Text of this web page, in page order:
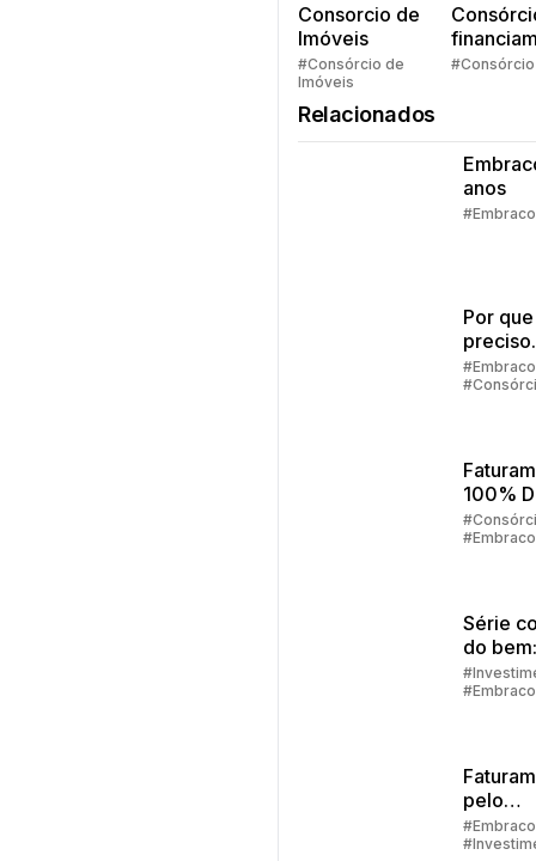
Consorcio de
Imóveis
#Consórcio de
Imóveis
Quem
#Consórcio
Relacionados
anos
Por
preciso
alguns
100%
Como
Tudo
Série
do
como
pelo
passo